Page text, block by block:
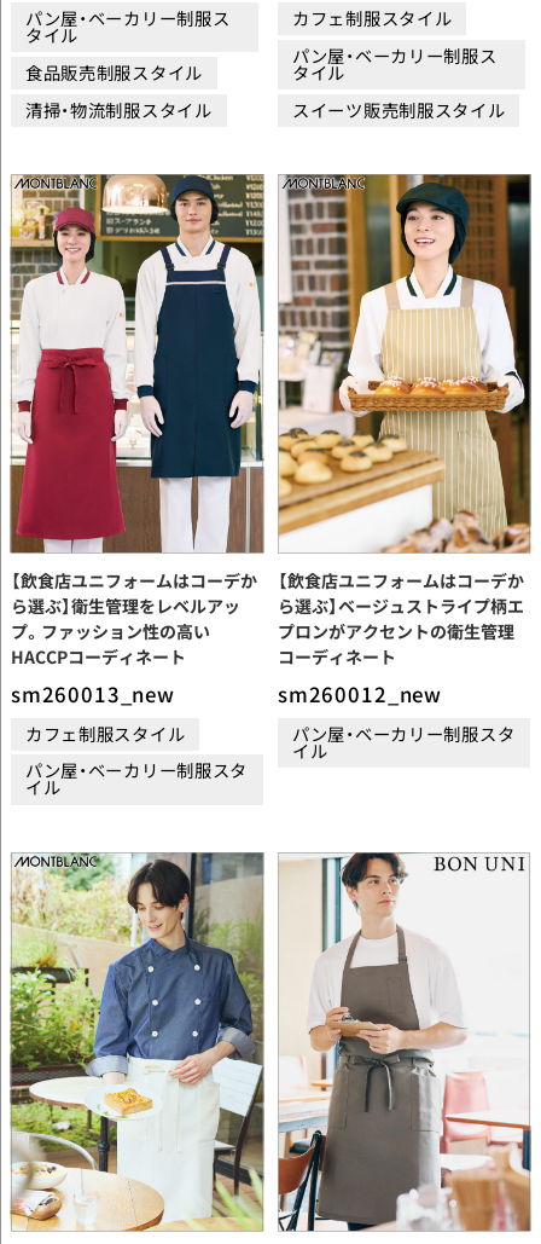
パン屋・ベーカリー制服ス
タイル
食品販売制服スタイル
清掃・物流制服スタイル
カフェ制服スタイル
パン屋・ベーカリー制服ス
タイル
スイーツ販売制服スタイル
【飲食店ユニフォームはコーデか
ら選ぶ】衛生管理をレベルアッ
プ。ファッション性の高い
HACCPコーディネート
sm260013_new
カフェ制服スタイル
パン屋・ベーカリー制服スタ
イル
【飲食店ユニフォームはコーデか
ら選ぶ】ベージュストライプ柄エ
プロンがアクセントの衛生管理
コーディネート
sm260012_new
パン屋・ベーカリー制服スタ
イル